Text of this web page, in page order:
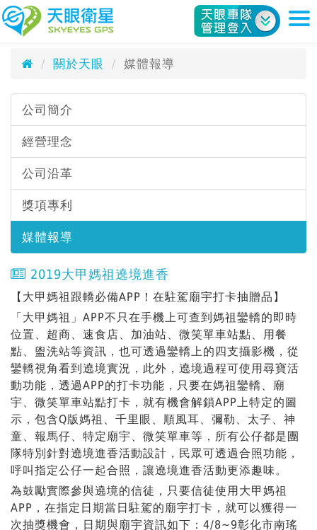
天眼衛星科技股份有限公司
媒體報導Media Reports
關於天眼 媒體報導
公司簡介
經營理念
公司沿革
獎項專利
媒體報導
2019大甲媽祖遶境進香
【大甲媽祖跟轎必備APP！在駐駕廟宇打卡抽贈品】
「大甲媽祖」APP不只在手機上可查到媽祖鑾轎的即時
位置、超商、速食店、加油站、微笑單車站點、用餐
點、盥洗站等資訊，也可透過鑾轎上的四支攝影機，從
鑾轎視角看到遶境實況，此外，遶境過程可使用尋寶活
動功能，透過APP的打卡功能，只要在媽祖鑾轎、廟
宇、微笑單車站點打卡，就有機會解鎖APP上特定的圖
示，包含Q版媽祖、千里眼、順風耳、彌勒、太子、神
童、報馬仔、特定廟宇、微笑單車等，所有公仔都是團
隊特別針對遶境進香活動設計，民眾可透過合照功能，
呼叫指定公仔一起合照，讓遶境進香活動更添趣味。
為鼓勵實際參與遶境的信徒，只要信徒使用大甲媽祖
APP，在指定日期當日駐駕的廟宇打卡，就可以獲得一
次抽獎機會，日期與廟宇資訊如下：4/8~9彰化市南瑤